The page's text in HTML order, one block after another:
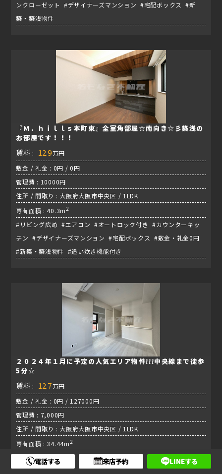
ンクローゼット #デザイナーズマンション #宅配ボックス #新
築・築浅物件
『Ｍ．ｈｉｌｌｓ本町東』全室角部屋☆南向き☆彡築浅の
お部屋です！！！
賃料 : 12.9万円
敷金 / 礼金 : 0円 / 0円
管理費 : 10000円
住所 / 間取り : 大阪府大阪市中央区 / 1LDK
専有面積 : 40.3m2
#リビング広め #エアコン #オートロック付き #カウンターキッ
チン #デザイナーズマンション #宅配ボックス #敷金・礼金0円
#新築・築浅物件 #追い炊き機能付き
２０２４年１月に予定の人気エリア物件❕❕❕中央線まで徒歩
5分☆
賃料 : 12.7万円
敷金 / 礼金 : 0円 / 127000円
管理費 : 7,000円
住所 / 間取り : 大阪府大阪市中央区 / 1LDK
専有面積 : 34.44m2
#白系 #高層階 #ウォークインクローゼット #エアコン #オート
ロック付き #カウンターキッチン #デザイナーズマンション #宅
電話する 来店予約 LINEする